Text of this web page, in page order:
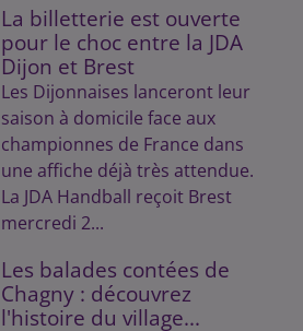
La billetterie est ouverte
pour le choc entre la JDA
Dijon et Brest
Les Dijonnaises lanceront leur
saison à domicile face aux
championnes de France dans
une affiche déjà très attendue.
La JDA Handball reçoit Brest
mercredi 2...
Les balades contées de
Chagny : découvrez
l'histoire du village...